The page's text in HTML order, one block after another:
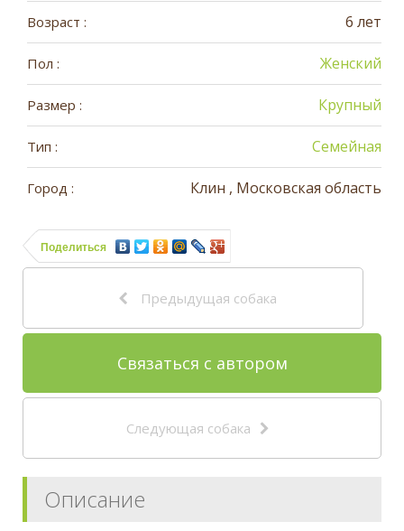
Возраст : 6 лет
Пол : Женский
Размер : Крупный
Тип : Семейная
Город : Клин , Московская область
Поделиться
Предыдущая собака
Связаться с автором
Следующая собака
Описание